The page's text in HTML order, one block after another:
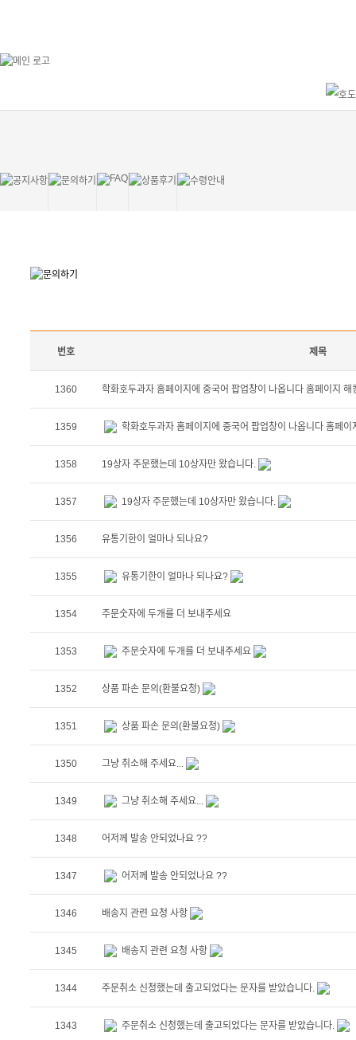
번호 제목
1360 학화호두과자 홈페이지에 중국어 팝업창이 나옵니다 홈페이지 해
1359 학화호두과자 홈페이지에 중국어 팝업창이 나옵니다 홈페
1358 19상자 주문했는데 10상자만 왔습니다.
1357 19상자 주문했는데 10상자만 왔습니다.
1356 유통기한이 얼마나 되나요?
1355 유통기한이 얼마나 되나요?
1354 주문숫자에 두개를 더 보내주세요
1353 주문숫자에 두개를 더 보내주세요
1352 상품 파손 문의(환불요청)
1351 상품 파손 문의(환불요청)
1350 그냥 취소해 주세요...
1349 그냥 취소해 주세요...
1348 어저께 발송 안되었나요 ??
1347 어저께 발송 안되었나요 ??
1346 배송지 관련 요청 사항
1345 배송지 관련 요청 사항
1344 주문취소 신청했는데 출고되었다는 문자를 받았습니다.
1343 주문취소 신청했는데 출고되었다는 문자를 받았습니다.